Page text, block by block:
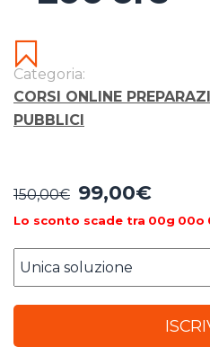
Categoria:
CORSI ONLINE
PUBBLICI
150,00€ Il
prezzo
era:
150,00€.
99,00€Il
attuale
è:
Lo sconto scade tra 00g 00o